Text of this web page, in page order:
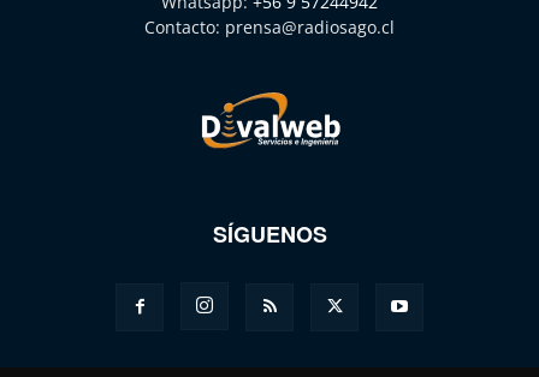
Contacto: prensa@radiosago.cl
SÍGUENOS